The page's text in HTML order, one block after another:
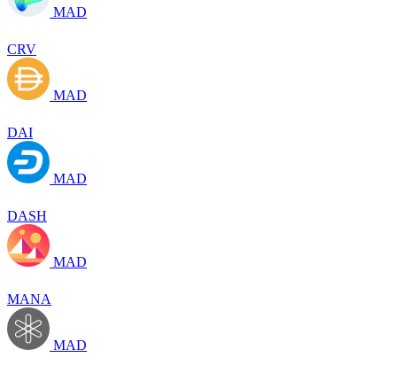
MAD
CRV
MAD
DAI
MAD
DASH
MAD
MANA
MAD